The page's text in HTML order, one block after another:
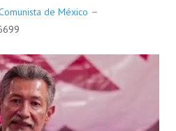
de México